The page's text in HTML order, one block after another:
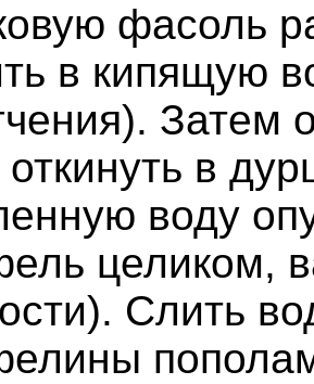
фасоль
в кипящую
Затем
откинуть в
воду
целиком,
Слить